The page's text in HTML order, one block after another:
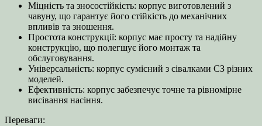
Міцність та зносостійкість: корпус виготовлений з
чавуну, що гарантує його стійкість до механічних
впливів та зношення.
Простота конструкції: корпус має просту та надійну
конструкцію, що полегшує його монтаж та
обслуговування.
Універсальність: корпус сумісний з сівалками СЗ різних
моделей.
Ефективність: корпус забезпечує точне та рівномірне
висівання насіння.
Переваги: